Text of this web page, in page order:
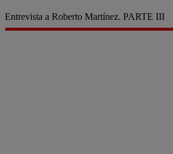
Entrevista a Roberto Martínez. PARTE III